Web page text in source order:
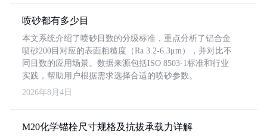
喷砂都有多少目
本文系统介绍了喷砂目数的分级标准，重点分析了铝合金
喷砂200目对应的表面粗糙度（Ra 3.2-6.3μm），并对比不
同目数的应用场景。数据来源包括ISO 8503-1标准和行业
实践，帮助用户根据需求选择合适的喷砂参数。
2026年8月4日
M20化学锚栓尺寸规格及抗拔承载力详解